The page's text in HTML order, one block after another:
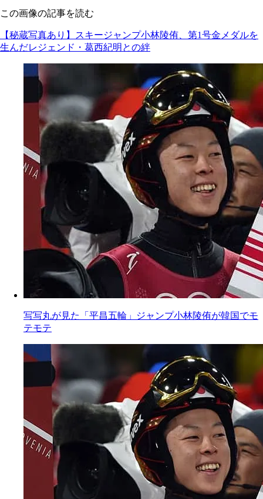
この画像の記事を読む
【秘蔵写真あり】スキージャンプ小林陵侑、第1号金メダルを
生んだレジェンド・葛西紀明との絆
写写丸が見た「平昌五輪」ジャンプ小林陵侑が韓国でモ
テモテ